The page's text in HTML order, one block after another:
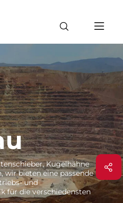
Kugelhähne
wir bieten eine passende
und
für die verschiedensten